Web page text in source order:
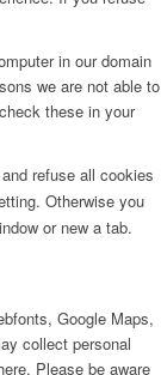
in our domain
we are not able to
these in your
refuse all cookies
Otherwise you
or new a tab.
Google Maps,
collect personal
Please be aware